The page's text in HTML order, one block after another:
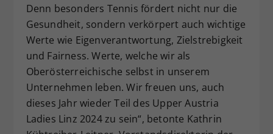
Denn besonders Tennis fördert nicht nur die
Gesundheit, sondern verkörpert auch wichtige
Werte wie Eigenverantwortung, Zielstrebigkeit
und Fairness. Werte, welche wir als
Oberösterreichische selbst in unserem
Unternehmen leben. Wir freuen uns, auch
dieses Jahr wieder Teil des Upper Austria
Ladies Linz 2024 zu sein“, betonte Kathrin